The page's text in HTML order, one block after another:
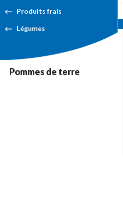
Produits frais
Légumes
Pommes de terre